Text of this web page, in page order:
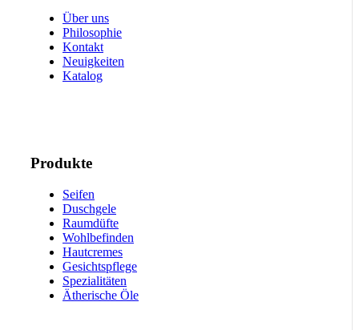
Über uns
Philosophie
Kontakt
Neuigkeiten
Katalog
Produkte
Seifen
Duschgele
Raumdüfte
Wohlbefinden
Hautcremes
Gesichtspflege
Spezialitäten
Ätherische Öle